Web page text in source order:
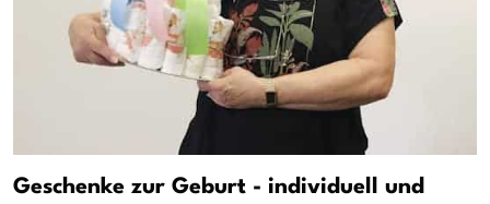
Geschenke zur Geburt - individuell und